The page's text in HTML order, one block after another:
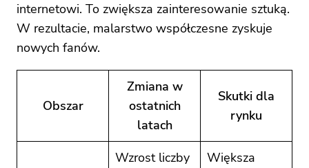
internetowi. To zwiększa zainteresowanie sztuką.
W rezultacie, malarstwo współczesne zyskuje
nowych fanów.
Obszar
Zmiana w
ostatnich
latach
Skutki dla
rynku
Wzrost liczby
Większa